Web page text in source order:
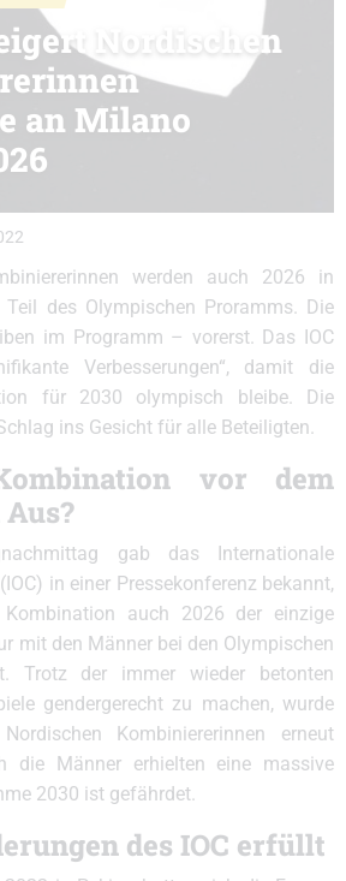
Nordischen
an Milano
werden auch 2026 in
des Olympischen Proramms. Die
im Programm – vorerst. Das IOC
Verbesserungen“, damit die
für 2030 olympisch bleibe. Die
ins Gesicht für alle Beteiligten.
vor dem
gab das Internationale
in einer Pressekonferenz bekannt,
auch 2026 der einzige
mit den Männer bei den Olympischen
Trotz der immer wieder betonten
gendergerecht zu machen, wurde
Kombiniererinnen erneut
die Männer erhielten eine massive
2030 ist gefährdet.
des IOC erfüllt